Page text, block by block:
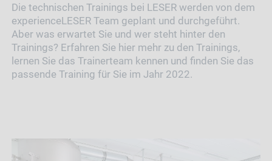
Die technischen Trainings bei LESER werden von dem
experienceLESER Team geplant und durchgeführt.
Aber was erwartet Sie und wer steht hinter den
Trainings? Erfahren Sie hier mehr zu den Trainings,
lernen Sie das Trainerteam kennen und finden Sie das
passende Training für Sie im Jahr 2022.